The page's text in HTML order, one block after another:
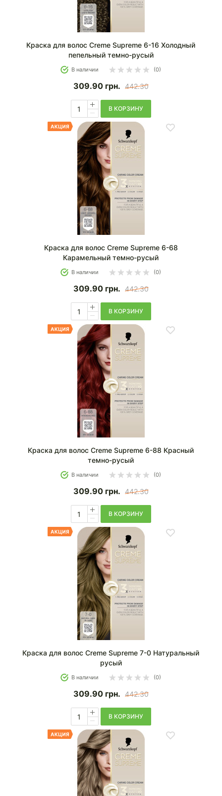
Краска для волос Creme Supreme 6-16 Холодный
пепельный темно-русый
В наличии (0)
309.90 грн. 442.30
В КОРЗИНУ
Краска для волос Creme Supreme 6-68
Карамельный темно-русый
В наличии (0)
309.90 грн. 442.30
В КОРЗИНУ
Краска для волос Creme Supreme 6-88 Красный
темно-русый
В наличии (0)
309.90 грн. 442.30
В КОРЗИНУ
Краска для волос Creme Supreme 7-0 Натуральный
русый
В наличии (0)
309.90 грн. 442.30
В КОРЗИНУ